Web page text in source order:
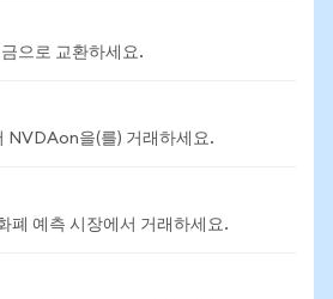
으로 교환하세요.
NVDAon을(를) 거래하세요.
폐 예측 시장에서 거래하세요.